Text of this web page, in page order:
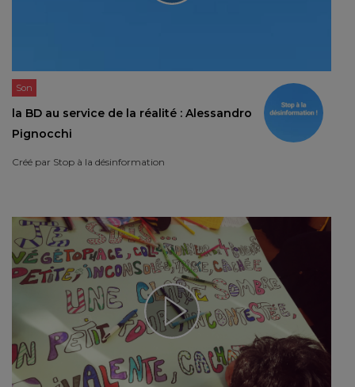
Son
la BD au service de la réalité : Alessandro
Pignocchi
Créé par Stop à la désinformation